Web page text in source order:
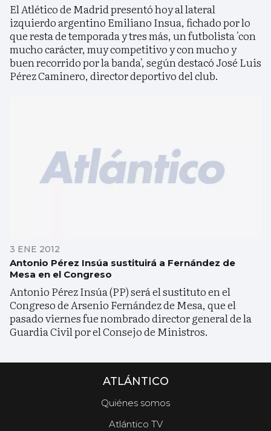
El Atlético de Madrid presentó hoy al lateral
izquierdo argentino Emiliano Insua, fichado por lo
que resta de temporada y tres más, un futbolista 'con
mucho carácter, muy competitivo y con mucho y
buen recorrido por la banda', según destacó José Luis
Pérez Caminero, director deportivo del club.
3 ENE 2012
Antonio Pérez Insúa sustituirá a Fernández de
Mesa en el Congreso
Antonio Pérez Insúa (PP) será el sustituto en el
Congreso de Arsenio Fernández de Mesa, que el
pasado viernes fue nombrado director general de la
Guardia Civil por el Consejo de Ministros.
ATLÁNTICO
Quiénes somos
Atlántico TV